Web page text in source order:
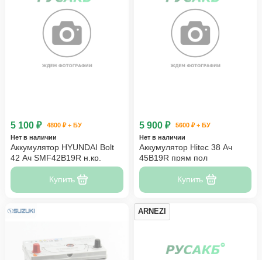
5 100 ₽
4800 ₽ + БУ
Нет в наличии
Аккумулятор HYUNDAI Bolt
42 Ач SMF42B19R н.кр.
Купить
5 900 ₽
5600 ₽ + БУ
Нет в наличии
Аккумулятор Hitec 38 Ач
45B19R прям пол
Купить
ARNEZI